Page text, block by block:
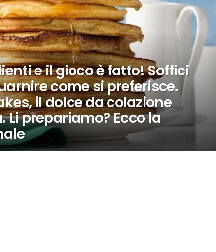
e il gioco è fatto! Soffici
come si preferisce.
il dolce da colazione
Li prepariamo? Ecco la